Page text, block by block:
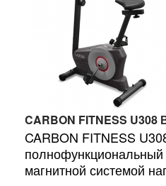
CARBON FITNESS U308
CARBON FITNESS
магнитной системой